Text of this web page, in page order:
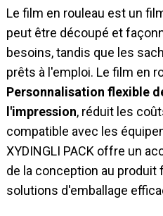
Le film en rouleau est un
peut être découpé et
besoins, tandis que les
prêts à l'emploi. Le film en
Personnalisation flexible
l'impression, réduit les
compatible avec les
XYDINGLI PACK offre un
de la conception au produit
solutions d'emballage